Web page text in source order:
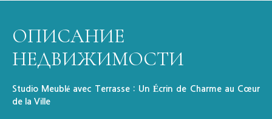
ОПИСАНИЕ
НЕДВИЖИМОСТИ
Studio Meublé avec Terrasse : Un Écrin de Charme au Cœur
de la Ville